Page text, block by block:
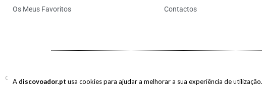
A discovoador.pt usa cookies para ajudar a melhorar a sua experiência de
Os Meus Favoritos Contactos
Copyright © 2017-2026 discovoador. Todos os direitos reservados.